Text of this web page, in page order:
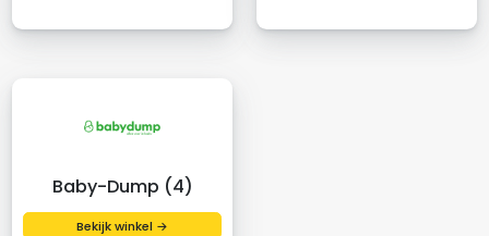
Baby-Dump (4)
Bekijk winkel →